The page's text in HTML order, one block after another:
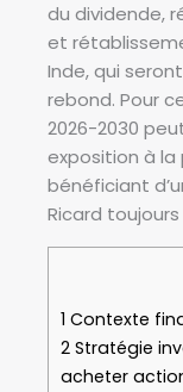
du dividende,
et
Inde, qui
rebond. Pour
2026-2030
exposition à
bénéficiant
Ricard
1 Contexte
2 Stratégie
acheter